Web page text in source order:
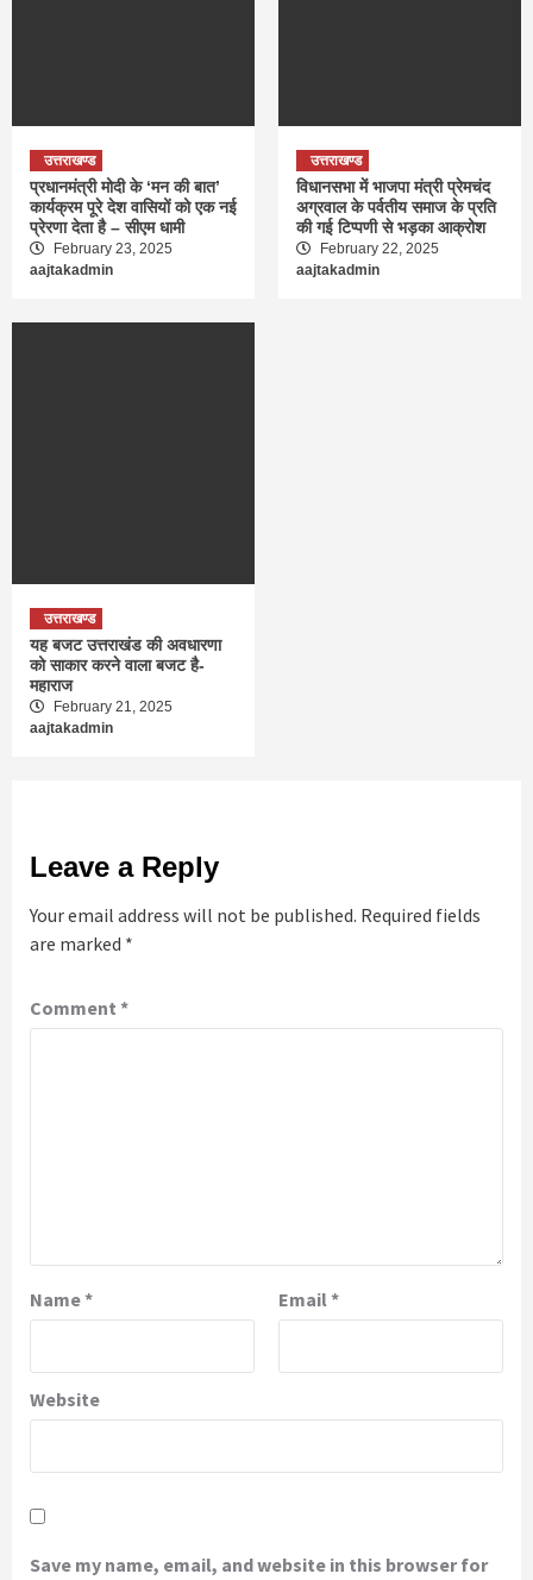
उत्तराखण्ड
प्रधानमंत्री मोदी के ‘मन की बात’
कार्यक्रम पूरे देश वासियों को एक नई
प्रेरणा देता है – सीएम धामी
February 23, 2025
aajtakadmin
उत्तराखण्ड
विधानसभा में भाजपा मंत्री प्रेमचंद
अग्रवाल के पर्वतीय समाज के प्रति
की गई टिप्पणी से भड़का आक्रोश
February 22, 2025
aajtakadmin
उत्तराखण्ड
यह बजट उत्तराखंड की अवधारणा
को साकार करने वाला बजट है-
महाराज
February 21, 2025
aajtakadmin
Leave a Reply
Your email address will not be published. Required fields
are marked *
Comment *
Name* Email*
Website
Save my name, email, and website in this browser for